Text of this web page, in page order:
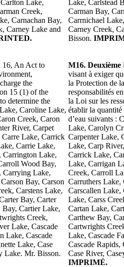
Lake,
Creek,
Carnachan Bay,
Carney Lake and
Lake, Carlstead
Carman Bay,
Carrnichael
Carney Creek,
Bisson.
An Act to
the
15 (1) of the
determine the
Caroline Lake,
Creek, Caron
River, Carpet
Lake, Carrick
Carrie Lake,
Carrington Lake,
Wood Bay,
Carrying Lake,
Bay, Carson
Carstens Lake,
Bay, Carter
Cartier Lake,
Creek,
Lake, Cascade
Lake, Cascade
Lake, Case
Lake. Mr. Bisson.
M16. Deuxième
visant à exiger
la Protection de
responsabilités
la Loi sur les
établir la quantité
d’eau suivants :
Lake, Carolyn
Carpenter Lake,
Lake, Carp
Carrick Lake,
Lake, Carrigan
Creek, Carroll
Carruthers
Carscallen Lake,
Lake, Carss
Cartan Lake,
Carthew Bay,
Cartwrights
Lake, Cascade
Cascade Rapids,
Case River,
IMPRIMÉ.